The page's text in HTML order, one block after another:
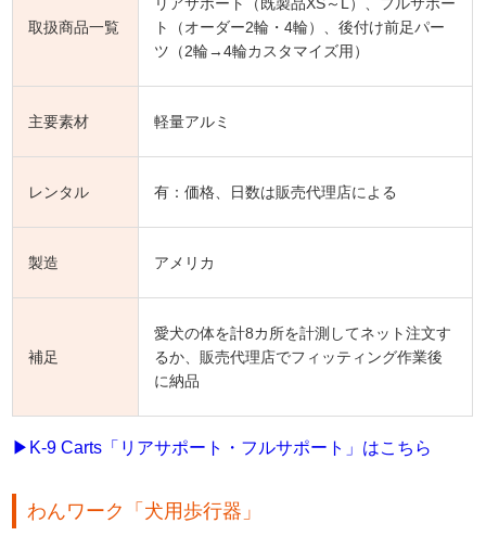
取扱商品一覧
リアサポート（既製品XS～L）、フルサポー
ト（オーダー2輪・4輪）、後付け前足パー
ツ（2輪→4輪カスタマイズ用）
主要素材 軽量アルミ
レンタル 有：価格、日数は販売代理店による
製造 アメリカ
補足
愛犬の体を計8カ所を計測してネット注文す
るか、販売代理店でフィッティング作業後
に納品
▶K-9 Carts「リアサポート・フルサポート」はこちら
わんワーク「犬用歩行器」